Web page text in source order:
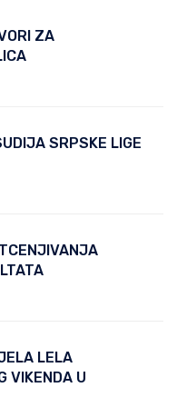
ZA
SRPSKE LIGE
LELA
VIKENDA U